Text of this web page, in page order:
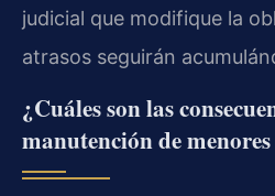
judicial que modifique la
atrasos seguirán
¿Cuáles son las
manutención de